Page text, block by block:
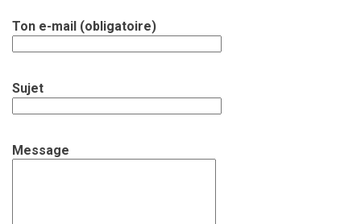
Ton e-mail (obligatoire)
Sujet
Message